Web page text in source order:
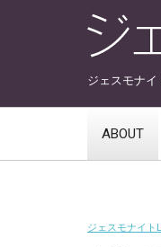
ジェスモナ
ABOUT
ジェスモナイト